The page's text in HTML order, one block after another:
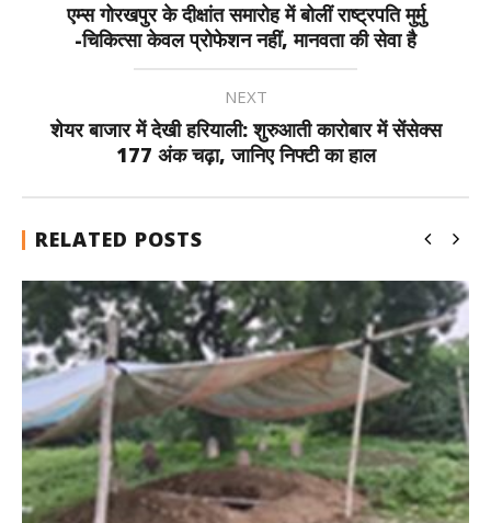
एम्स गोरखपुर के दीक्षांत समारोह में बोलीं राष्ट्रपति मुर्मु
-चिकित्सा केवल प्रोफेशन नहीं, मानवता की सेवा है
NEXT
शेयर बाजार में देखी हरियाली: शुरुआती कारोबार में सेंसेक्स
177 अंक चढ़ा, जानिए निफ्टी का हाल
RELATED POSTS